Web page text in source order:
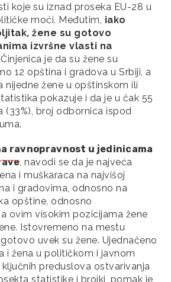
koje su iznad proseka EU-28 u
moći. Međutim, iako
žene su gotovo
izvršne vlasti na
je da su žene su
12 opština i gradova u Srbiji, a
nijedne žene u opštinskom ili
pokazuje i da je u čak 55
(33%), broj odbornica ispod
ravnopravnost u jedinicama
, navodi se da je najveća
i muškaraca na najvišoj
i gradovima, odnosno na
opštine, odnosno
ovim visokim pozicijama žene
Istovremeno na mestu
uvek su žene. Ujednačeno
i žena u političkom i javnom
preduslova ostvarivanja
statistike i brojki, pomak je